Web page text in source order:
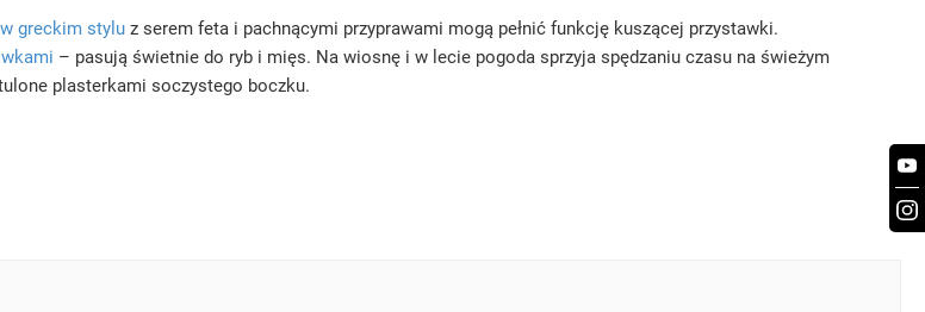
greckim stylu z serem feta i pachnącymi przyprawami mogą pełnić funkcję kuszącej przystawki.
– pasują świetnie do ryb i mięs. Na wiosnę i w lecie pogoda sprzyja spędzaniu czasu na świeżym
plasterkami soczystego boczku.